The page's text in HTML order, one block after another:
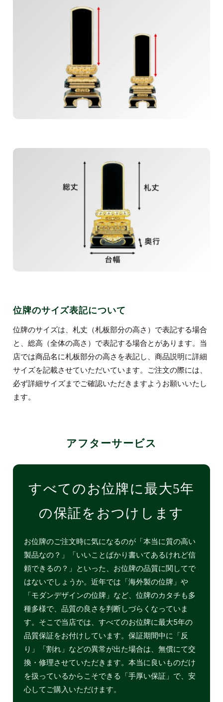
位牌のサイズ表記について
位牌のサイズは、札丈（札板部分の高さ）で表記する場合
と、総高（全体の高さ）で表記する場合とがあります。当
店では商品名に札板部分の高さを表記し、商品説明に詳細
サイズを記載させていただいています。ご注文の際には、
必ず詳細サイズまでご確認いただきますようお願いいたし
ます。
アフターサービス
すべてのお位牌に最大5年
の保証をおつけします
お位牌のご注文時に気になるのが「本当に質の高い
製品なの？」「いいことばかり書いてあるけれど信
頼できるの？」といった、お位牌の品質に関してで
はないでしょうか。近年では「海外製の位牌」や
「モダンデザインの位牌」など、位牌のカタチも多
種多様で、品質の良さを判断しづらくなっていま
す。そこで当店では、すべてのお位牌に最大5年の
品質保証をお付けしています。保証期間中に「反
り」「割れ」などの異常が出た場合は、無償にて交
換・修理させていただきます。本当に良いものだけ
を扱っているからこそできる「手厚い保証」で、安
心してご購入いただけます。